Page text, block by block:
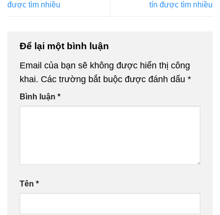
được tìm nhiều
tín được tìm nhiều
Để lại một bình luận
Email của bạn sẽ không được hiển thị công
khai. Các trường bắt buộc được đánh dấu *
Bình luận *
Tên *